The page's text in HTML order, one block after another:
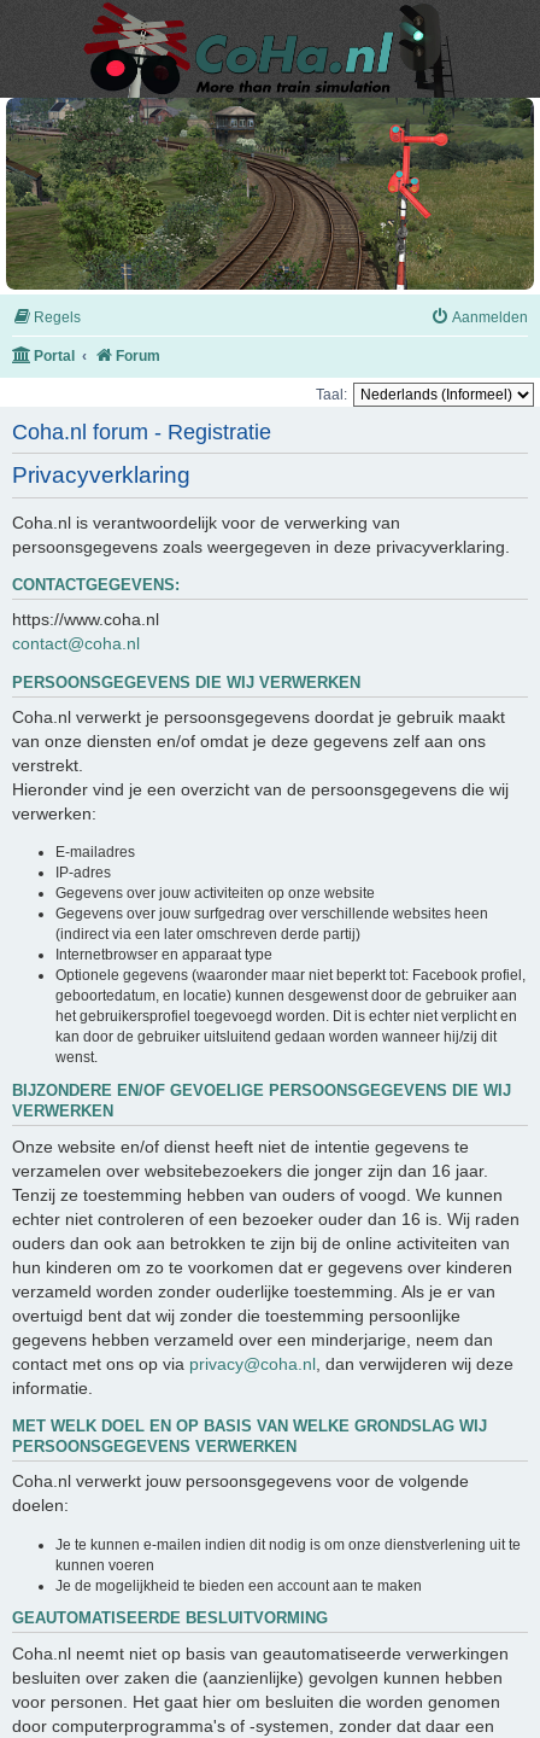
Regels Aanmelden
Portal Forum
Taal:
Coha.nl forum - Registratie
Privacyverklaring
Coha.nl is verantwoordelijk voor de verwerking van
persoonsgegevens zoals weergegeven in deze privacyverklaring.
CONTACTGEGEVENS:
https://www.coha.nl
contact@coha.nl
PERSOONSGEGEVENS DIE WIJ VERWERKEN
Coha.nl verwerkt je persoonsgegevens doordat je gebruik maakt
van onze diensten en/of omdat je deze gegevens zelf aan ons
verstrekt.
Hieronder vind je een overzicht van de persoonsgegevens die wij
verwerken:
E-mailadres
IP-adres
Gegevens over jouw activiteiten op onze website
Gegevens over jouw surfgedrag over verschillende websites heen
(indirect via een later omschreven derde partij)
Internetbrowser en apparaat type
Optionele gegevens (waaronder maar niet beperkt tot: Facebook profiel,
geboortedatum, en locatie) kunnen desgewenst door de gebruiker aan
het gebruikersprofiel toegevoegd worden. Dit is echter niet verplicht en
kan door de gebruiker uitsluitend gedaan worden wanneer hij/zij dit
wenst.
BIJZONDERE EN/OF GEVOELIGE PERSOONSGEGEVENS DIE WIJ
VERWERKEN
Onze website en/of dienst heeft niet de intentie gegevens te
verzamelen over websitebezoekers die jonger zijn dan 16 jaar.
Tenzij ze toestemming hebben van ouders of voogd. We kunnen
echter niet controleren of een bezoeker ouder dan 16 is. Wij raden
ouders dan ook aan betrokken te zijn bij de online activiteiten van
hun kinderen om zo te voorkomen dat er gegevens over kinderen
verzameld worden zonder ouderlijke toestemming. Als je er van
overtuigd bent dat wij zonder die toestemming persoonlijke
gegevens hebben verzameld over een minderjarige, neem dan
contact met ons op via privacy@coha.nl , dan verwijderen wij deze
informatie.
MET WELK DOEL EN OP BASIS VAN WELKE GRONDSLAG WIJ
PERSOONSGEGEVENS VERWERKEN
Coha.nl verwerkt jouw persoonsgegevens voor de volgende
doelen:
Je te kunnen e-mailen indien dit nodig is om onze dienstverlening uit te
kunnen voeren
Je de mogelijkheid te bieden een account aan te maken
GEAUTOMATISEERDE BESLUITVORMING
Coha.nl neemt niet op basis van geautomatiseerde verwerkingen
besluiten over zaken die (aanzienlijke) gevolgen kunnen hebben
voor personen. Het gaat hier om besluiten die worden genomen
door computerprogramma's of -systemen, zonder dat daar een